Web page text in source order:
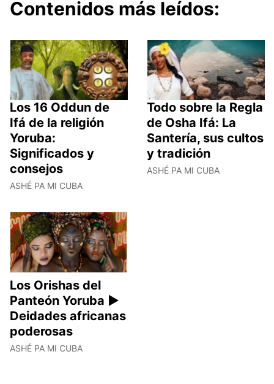
Contenidos más leídos:
Los 16 Oddun de
Ifá de la religión
Yoruba:
Significados y
consejos
ASHÉ PA MI CUBA
Todo sobre la Regla
de Osha Ifá: La
Santería, sus cultos
y tradición
ASHÉ PA MI CUBA
Los Orishas del
Panteón Yoruba ►
Deidades africanas
poderosas
ASHÉ PA MI CUBA